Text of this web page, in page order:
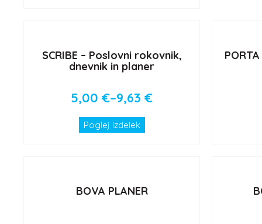
SCRIBE – Poslovni rokovnik,
dnevnik in planer
5,00 €–9,63 €
Poglej izdelek
BOVA PLANER